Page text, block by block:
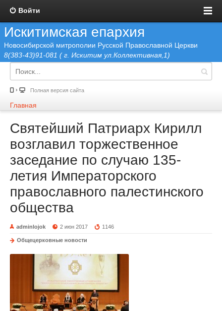
Войти
Искитимская епархия
Новосибирской митрополии Русской Православной Церкви
8(383-43)91-081 ( г. Искитим ул.Коллективная,1)
Полная версия сайта
Главная
Святейший Патриарх Кирилл
возглавил торжественное
заседание по случаю 135-
летия Императорского
православного палестинского
общества
adminlojok 2 июн 2017 1146
Общецерковные новости